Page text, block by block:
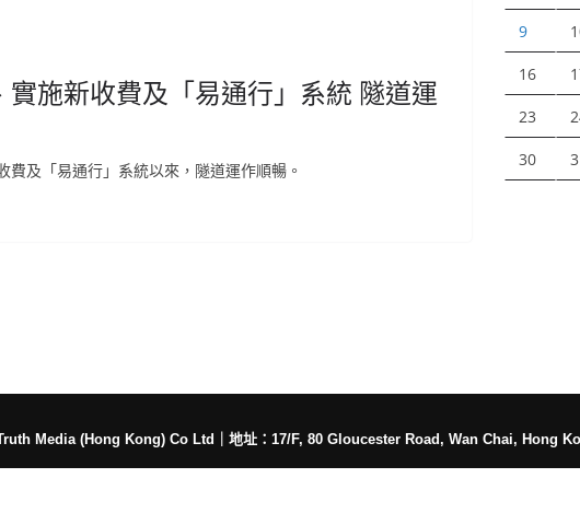
施新收費及「易通行」系統 隧道運
及「易通行」系統以來，隧道運作順暢。
9
16
23
30
Media (Hong Kong) Co Ltd 地址：17/F, 80 Gloucester Road, Wan Chai, Hong